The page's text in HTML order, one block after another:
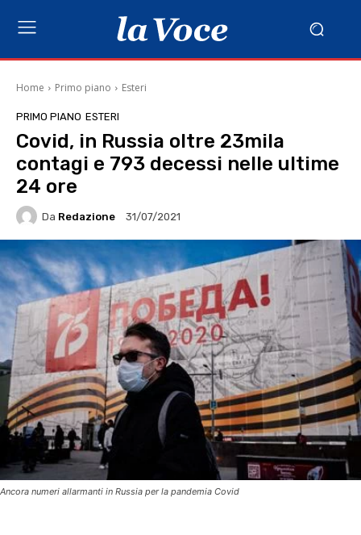
Home Primo piano Esteri
PRIMO PIANO ESTERI
Covid, in Russia oltre 23mila
contagi e 793 decessi nelle ultime
24 ore
Da Redazione 31/07/2021
Ancora numeri allarmanti in Russia per la pandemia Covid